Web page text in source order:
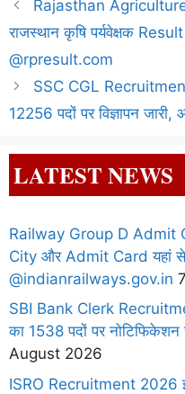
Rajasthan
राजस्थान कृषि पर्यवेक्षक
@rpresult.com
SSC CGL
12256 पदों पर विज्ञापन
LATEST NEWS
Railway Group D Admit
City और Admit Card यहां
@indianrailways.gov.in
SBI Bank Clerk
का 1538 पदों पर
August 2026
ISRO Recruitment 2026